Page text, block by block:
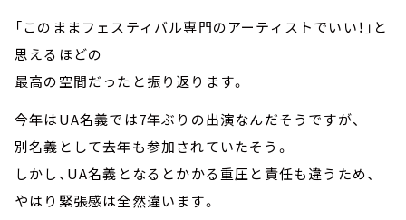
「このままフェスティバル専門のアーティストでいい！」と
思えるほどの
最高の空間だったと振り返ります。
今年はUA名義では7年ぶりの出演なんだそうですが、
別名義として去年も参加されていたそう。
しかし、UA名義となるとかかる重圧と責任も違うため、
やはり緊張感は全然違います。